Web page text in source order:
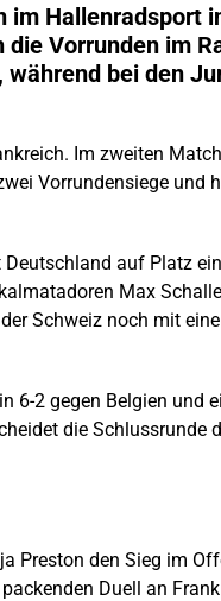
im Hallenradsport
Vorrunden im
bei den
Im zweiten
Vorrundensiege und
auf Platz
Max
Schweiz noch mit
6-2 gegen Belgien und
die Schlussrunde
Preston den Sieg im
Duell an